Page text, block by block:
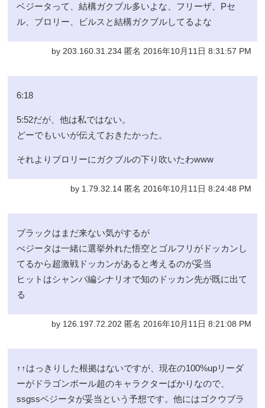
ベジータって、結構ガクブル多いよな、フリーザ、Pセ
ル、ブロリー、ビルスと結構ガクブルしてるよな
by 203.160.31.234 匿名 2016年10月11日 8:31:57 PM
6:18
5:52だが、他は私ではない。
どーでもいいが伝えておきたかった。
それよりブロリーにガクブルの下り吹いたわwww
by 1.79.32.14 匿名 2016年10月11日 8:24:48 PM
ブラックはまだ来ない気がするが
べジータは一緒に選挙外れた悟空とゴルフリがドッカンし
てるから超激戦ドッカンがあると考えるのが妥当
ヒットはシャンパ編シナリオで知のドッカン先が既に出て
る
by 126.197.72.202 匿名 2016年10月11日 8:21:08 PM
↑↑はっきりした根拠はないですが、現在の100%upリーダ
ーがドラゴンボール超のキャラクターばかりなので、
ssgssベジータが妥当という予想です。他にはゴクウブラ